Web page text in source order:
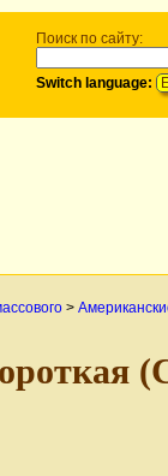
Поиск по сайту:
Switch language:
>